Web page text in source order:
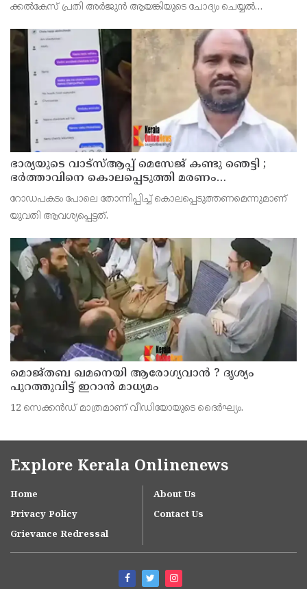
ക്കൽകേസ് പ്രതി അര്‍ജുന്‍ ആയങ്കിയുടെ ചോദ്യം ചെയ്യല്‍
ഭാര്യയുടെ വാട്സ്ആപ്പ് മെസേജ് കണ്ടു ഞെട്ടി ;
ഭര്‍ത്താവിനെ കൊലപ്പെടുത്തി മരണം
റോഡപകടമാക്കി മാറ്റാന്‍ കാമുകനുമായി
പദ്ധതിയിട്ട യുവതിയും സുഹൃത്തും ഒളിവില്‍
റോഡപകടം പോലെ തോന്നിപ്പിച്ച് കൊലപ്പെടുത്തണമെന്നുമാണ്
യുവതി ആവശ്യപ്പെട്ടത്.
മൊജ്തബ ഖമനെയി ആരോഗ്യവാന്‍ ? ദൃശ്യം
പുറത്തുവിട്ട് ഇറാന്‍ മാധ്യമം
12 സെക്കന്‍ഡ് മാത്രമാണ് വീഡിയോയുടെ ദൈര്‍ഘ്യം.
Explore Kerala Onlinenews
Home
About Us
Privacy Policy
Contact Us
Grievance Redressal